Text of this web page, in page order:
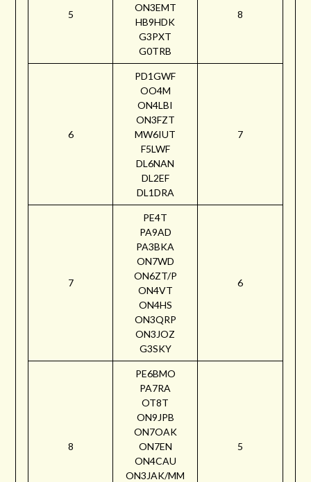
5
ON3EMT
HB9HDK
G3PXT
G0TRB
8
6
PD1GWF
OO4M
ON4LBI
ON3FZT
MW6IUT
F5LWF
DL6NAN
DL2EF
DL1DRA
7
7
PE4T
PA9AD
PA3BKA
ON7WD
ON6ZT/P
ON4VT
ON4HS
ON3QRP
ON3JOZ
G3SKY
6
8
PE6BMO
PA7RA
OT8T
ON9JPB
ON7OAK
ON7EN
ON4CAU
ON3JAK/MM
5